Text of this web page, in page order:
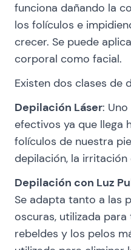
funciona dañando la
los folículos e
crecer. Se puede
corporal como facial.
Existen dos clases de
Depilación Láser:
efectivos ya que llega
folículos de nuestra
depilación, la irritación
Depilación con Luz
Se adapta tanto a las
oscuras, utilizada
rebeldes y los pelos